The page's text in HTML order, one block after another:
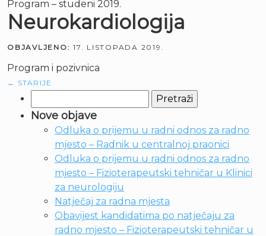
Program – studeni 2019.
Neurokardiologija
OBJAVLJENO: 17. LISTOPADA 2019.
Program i pozivnica
← STARIJE
Nove objave
Odluka o prijemu u radni odnos za radno
mjesto – Radnik u centralnoj praonici
Odluka o prijemu u radni odnos za radno
mjesto – Fizioterapeutski tehničar u Klinici
za neurologiju
Natječaj za radna mjesta
Obavijest kandidatima po natječaju za
radno mjesto – Fizioterapeutski tehničar u